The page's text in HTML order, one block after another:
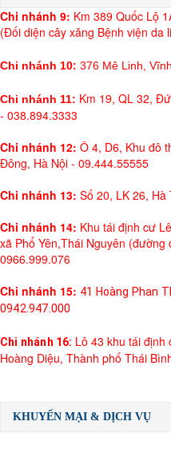
Chi nhánh 9: Km 389 Quốc Lộ
(Đối diện cây xăng Bệnh viện da
Chi nhánh 10: 376 Mê Linh,
Chi nhánh 11: Km 19, QL 32,
- 038.894.3333
Chi nhánh 12: Ô 4, D6, Khu đô
Đông, Hà Nội - 09.444.55555
Chi nhánh 13: Số 20, LK 26,
Chi nhánh 14: Khu tái định cư
xã Phổ Yên,Thái Nguyên (đường
0966.999.076
Chi nhánh 15: 41 Hoàng Phan
0942.947.000
Chi nhánh 16: Lô 43 khu tái định
Hoàng Diệu, Thành phố Thái
KHUYẾN MẠI & DỊCH VỤ